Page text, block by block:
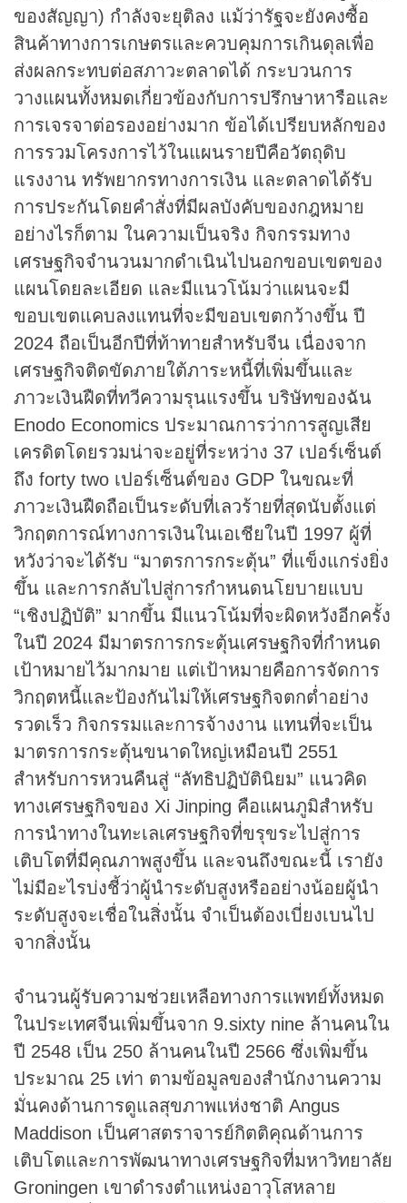
ของสัญญา) กำลังจะยุติลง แม้ว่ารัฐจะยังคงซื้อ
สินค้าทางการเกษตรและควบคุมการเกินดุลเพื่อ
ส่งผลกระทบต่อสภาวะตลาดได้ กระบวนการ
วางแผนทั้งหมดเกี่ยวข้องกับการปรึกษาหารือและ
การเจรจาต่อรองอย่างมาก ข้อได้เปรียบหลักของ
การรวมโครงการไว้ในแผนรายปีคือวัตถุดิบ
แรงงาน ทรัพยากรทางการเงิน และตลาดได้รับ
การประกันโดยคำสั่งที่มีผลบังคับของกฎหมาย
อย่างไรก็ตาม ในความเป็นจริง กิจกรรมทาง
เศรษฐกิจจำนวนมากดำเนินไปนอกขอบเขตของ
แผนโดยละเอียด และมีแนวโน้มว่าแผนจะมี
ขอบเขตแคบลงแทนที่จะมีขอบเขตกว้างขึ้น ปี
2024 ถือเป็นอีกปีที่ท้าทายสำหรับจีน เนื่องจาก
เศรษฐกิจติดขัดภายใต้ภาระหนี้ที่เพิ่มขึ้นและ
ภาวะเงินฝืดที่ทวีความรุนแรงขึ้น บริษัทของฉัน
Enodo Economics ประมาณการว่าการสูญเสีย
เครดิตโดยรวมน่าจะอยู่ที่ระหว่าง 37 เปอร์เซ็นต์
ถึง forty two เปอร์เซ็นต์ของ GDP ในขณะที่
ภาวะเงินฝืดถือเป็นระดับที่เลวร้ายที่สุดนับตั้งแต่
วิกฤตการณ์ทางการเงินในเอเชียในปี 1997 ผู้ที่
หวังว่าจะได้รับ “มาตรการกระตุ้น” ที่แข็งแกร่งยิ่ง
ขึ้น และการกลับไปสู่การกำหนดนโยบายแบบ
“เชิงปฏิบัติ” มากขึ้น มีแนวโน้มที่จะผิดหวังอีกครั้ง
ในปี 2024 มีมาตรการกระตุ้นเศรษฐกิจที่กำหนด
เป้าหมายไว้มากมาย แต่เป้าหมายคือการจัดการ
วิกฤตหนี้และป้องกันไม่ให้เศรษฐกิจตกต่ำอย่าง
รวดเร็ว กิจกรรมและการจ้างงาน แทนที่จะเป็น
มาตรการกระตุ้นขนาดใหญ่เหมือนปี 2551
สำหรับการหวนคืนสู่ “ลัทธิปฏิบัตินิยม” แนวคิด
ทางเศรษฐกิจของ Xi Jinping คือแผนภูมิสำหรับ
การนำทางในทะเลเศรษฐกิจที่ขรุขระไปสู่การ
เติบโตที่มีคุณภาพสูงขึ้น และจนถึงขณะนี้ เรายัง
ไม่มีอะไรบ่งชี้ว่าผู้นำระดับสูงหรืออย่างน้อยผู้นำ
ระดับสูงจะเชื่อในสิ่งนั้น จำเป็นต้องเบี่ยงเบนไป
จากสิ่งนั้น
จำนวนผู้รับความช่วยเหลือทางการแพทย์ทั้งหมด
ในประเทศจีนเพิ่มขึ้นจาก 9.sixty nine ล้านคนใน
ปี 2548 เป็น 250 ล้านคนในปี 2566 ซึ่งเพิ่มขึ้น
ประมาณ 25 เท่า ตามข้อมูลของสำนักงานความ
มั่นคงด้านการดูแลสุขภาพแห่งชาติ Angus
Maddison เป็นศาสตราจารย์กิตติคุณด้านการ
เติบโตและการพัฒนาทางเศรษฐกิจที่มหาวิทยาลัย
Groningen เขาดำรงตำแหน่งอาวุโสหลาย